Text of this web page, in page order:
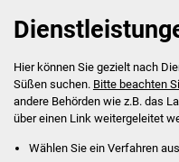
Hier können Sie gezielt nach
Süßen suchen. Bitte beachten
andere Behörden wie z.B. das
über einen Link weitergeleitet
Wählen Sie ein Verfahren